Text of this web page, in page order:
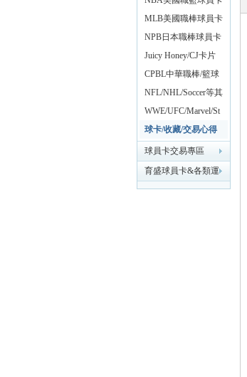
員
專區
MLB美國職棒球員卡
專區
NPB日本職棒球員卡
專區
Juicy Honey/CJ卡片
18禁AV專區
CPBL中華職棒/籃球
球卡專區
NFL/NHL/Soccer等其
他各類運動球員卡專
區
WWE/UFC/Marvel/St
arWars動漫影視卡專
區
球卡/收藏/交易心得
分享區
球員卡交易專區
育盛球員卡&各類運
動討論區